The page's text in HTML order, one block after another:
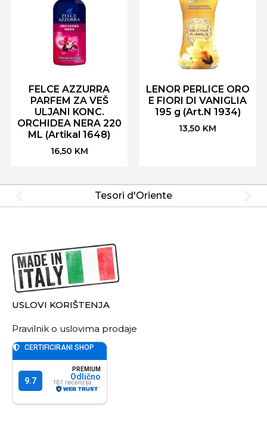
FELCE AZZURRA
PARFEM ZA VEŠ
ULJANI KONC.
ORCHIDEA NERA 220
ML (Artikal 1648)
16,50 KM
LENOR PERLICE ORO
E FIORI DI VANIGLIA
195 g (Art.N 1934)
13,50 KM
Tesori d'Oriente
USLOVI KORIŠTENJA
Pravilnik o uslovima prodaje